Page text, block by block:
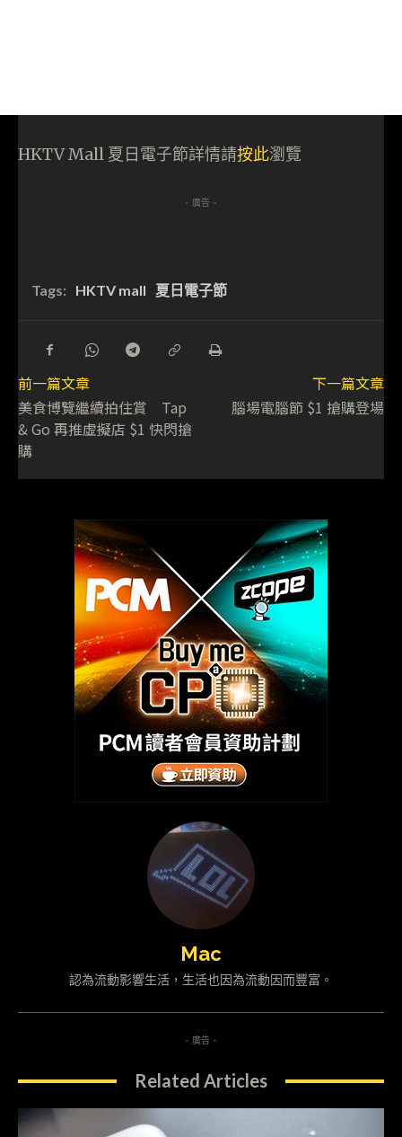
HKTV Mall 夏日電子節詳情請按此瀏覽
- 廣告 -
Tags: HKTV mall 夏日電子節
前一篇文章
美食博覽繼續拍住賞 Tap
& Go 再推虛擬店 $1 快閃搶
購
下一篇文章
腦場電腦節 $1 搶購登場
Mac
認為流動影響生活，生活也因為流動因而豐富。
- 廣告 -
Related Articles